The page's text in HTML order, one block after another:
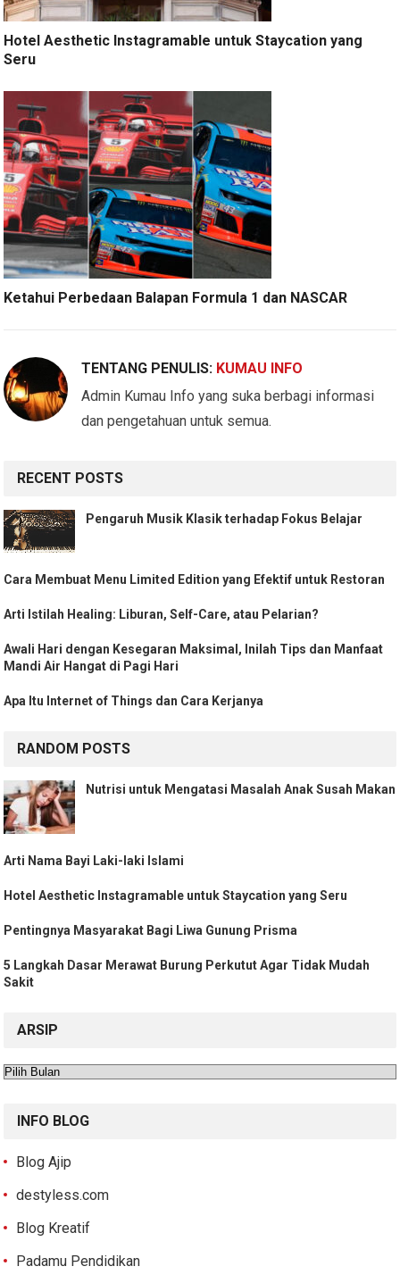
Hotel Aesthetic Instagramable untuk Staycation yang
Seru
Ketahui Perbedaan Balapan Formula 1 dan NASCAR
TENTANG PENULIS: KUMAU INFO
Admin Kumau Info yang suka berbagi informasi
dan pengetahuan untuk semua.
RECENT POSTS
Pengaruh Musik Klasik terhadap Fokus Belajar
Cara Membuat Menu Limited Edition yang Efektif untuk Restoran
Arti Istilah Healing: Liburan, Self-Care, atau Pelarian?
Awali Hari dengan Kesegaran Maksimal, Inilah Tips dan Manfaat
Mandi Air Hangat di Pagi Hari
Apa Itu Internet of Things dan Cara Kerjanya
RANDOM POSTS
Nutrisi untuk Mengatasi Masalah Anak Susah Makan
Arti Nama Bayi Laki-laki Islami
Hotel Aesthetic Instagramable untuk Staycation yang Seru
Pentingnya Masyarakat Bagi Liwa Gunung Prisma
5 Langkah Dasar Merawat Burung Perkutut Agar Tidak Mudah
Sakit
ARSIP
Arsip
INFO BLOG
Blog Ajip
destyless.com
Blog Kreatif
Padamu Pendidikan